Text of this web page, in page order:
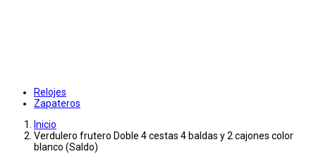
Relojes
Zapateros
Inicio
Verdulero frutero Doble 4 cestas 4 baldas y 2 cajones color
blanco (Saldo)